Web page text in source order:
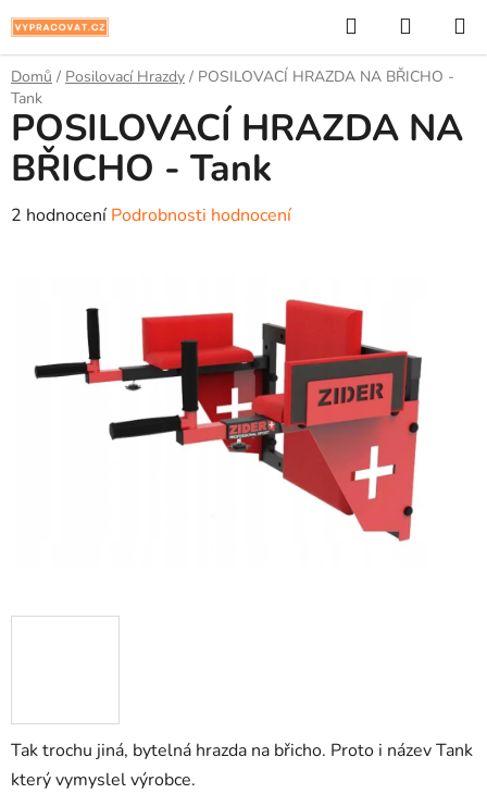
na
obsah
Hledat
KOŠÍK
Domů / Posilovací Hrazdy / POSILOVACÍ HRAZDA NA BŘICHO -
Tank
Tak trochu jiná, bytelná hrazda na břicho. Proto i název Tank
který vymyslel výrobce.
POSILOVACÍ HRAZDA NA
BŘICHO - Tank
Průměrné
2 hodnocení Podrobnosti hodnocení